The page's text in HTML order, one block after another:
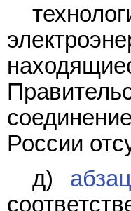
России
д)